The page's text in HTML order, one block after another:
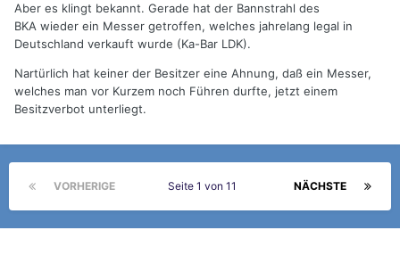
Aber es klingt bekannt. Gerade hat der Bannstrahl des
BKA wieder ein Messer getroffen, welches jahrelang legal in
Deutschland verkauft wurde (Ka-Bar LDK).
Nartürlich hat keiner der Besitzer eine Ahnung, daß ein Messer,
welches man vor Kurzem noch Führen durfte, jetzt einem
Besitzverbot unterliegt.
VORHERIGE NÄCHSTE
Seite 1 von 11